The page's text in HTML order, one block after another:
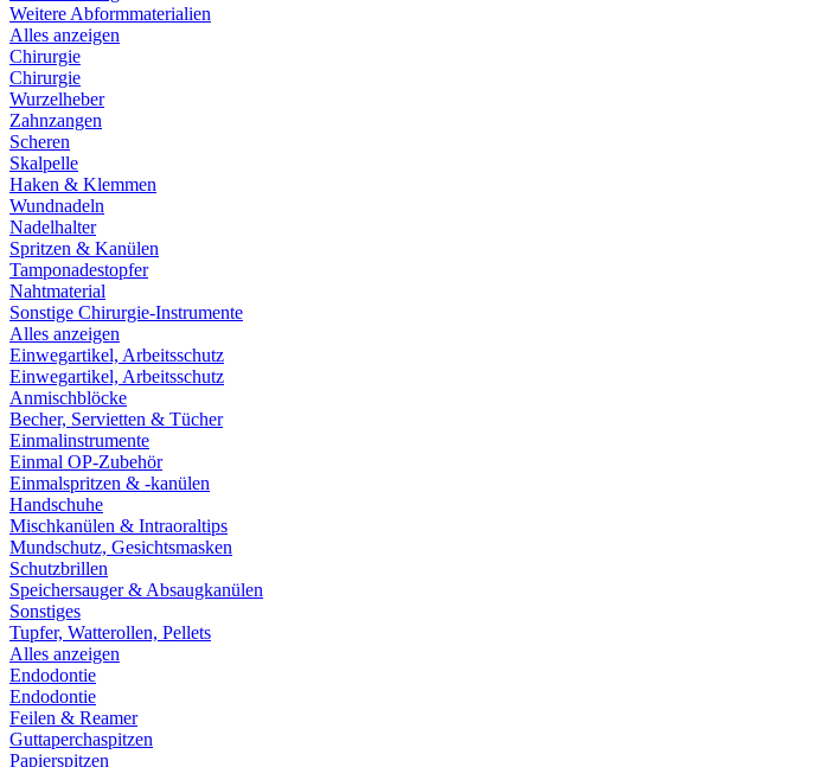
Weitere Abformmaterialien
Alles anzeigen
Chirurgie
Chirurgie
Wurzelheber
Zahnzangen
Scheren
Skalpelle
Haken & Klemmen
Wundnadeln
Nadelhalter
Spritzen & Kanülen
Tamponadestopfer
Nahtmaterial
Sonstige Chirurgie-Instrumente
Alles anzeigen
Einwegartikel, Arbeitsschutz
Einwegartikel, Arbeitsschutz
Anmischblöcke
Becher, Servietten & Tücher
Einmalinstrumente
Einmal OP-Zubehör
Einmalspritzen & -kanülen
Handschuhe
Mischkanülen & Intraoraltips
Mundschutz, Gesichtsmasken
Schutzbrillen
Speichersauger & Absaugkanülen
Sonstiges
Tupfer, Watterollen, Pellets
Alles anzeigen
Endodontie
Endodontie
Feilen & Reamer
Guttaperchaspitzen
Papierspitzen